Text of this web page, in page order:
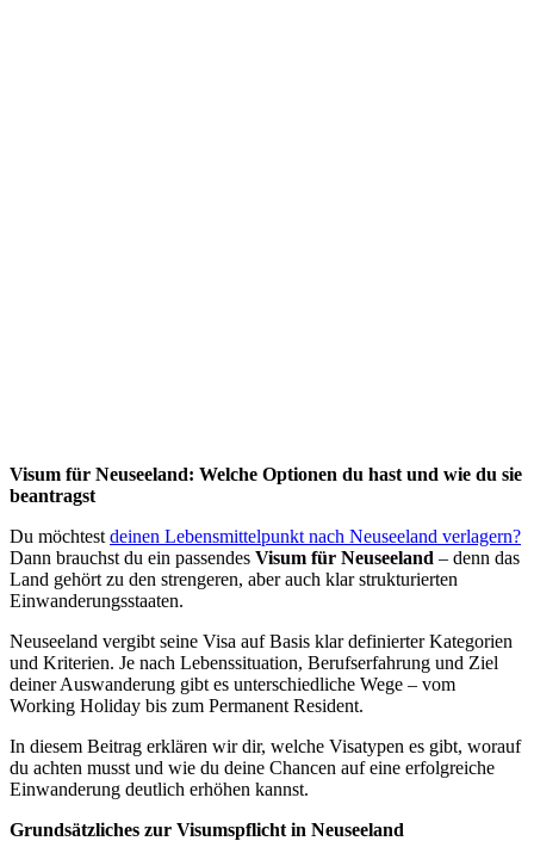
Visum für Neuseeland: Welche Optionen du hast und wie du sie
beantragst
Du möchtest deinen Lebensmittelpunkt nach Neuseeland verlagern?
Dann brauchst du ein passendes Visum für Neuseeland – denn das
Land gehört zu den strengeren, aber auch klar strukturierten
Einwanderungsstaaten.
Neuseeland vergibt seine Visa auf Basis klar definierter Kategorien
und Kriterien. Je nach Lebenssituation, Berufserfahrung und Ziel
deiner Auswanderung gibt es unterschiedliche Wege – vom
Working Holiday bis zum Permanent Resident.
In diesem Beitrag erklären wir dir, welche Visatypen es gibt, worauf
du achten musst und wie du deine Chancen auf eine erfolgreiche
Einwanderung deutlich erhöhen kannst.
Grundsätzliches zur Visumspflicht in Neuseeland